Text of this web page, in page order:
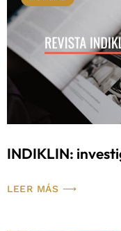
INDIKLIN:
LEER MÁS ⟶